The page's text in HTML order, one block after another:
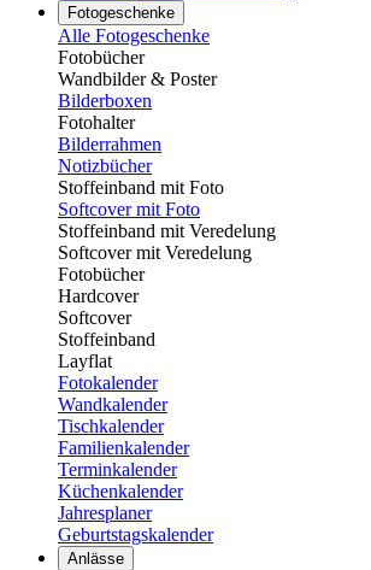
Fotogeschenke
Alle Fotogeschenke
Fotobücher
Wandbilder & Poster
Bilderboxen
Fotohalter
Bilderrahmen
Notizbücher
Stoffeinband mit Foto
Softcover mit Foto
Stoffeinband mit Veredelung
Softcover mit Veredelung
Fotobücher
Hardcover
Softcover
Stoffeinband
Layflat
Fotokalender
Wandkalender
Tischkalender
Familienkalender
Terminkalender
Küchenkalender
Jahresplaner
Geburtstagskalender
Anlässe